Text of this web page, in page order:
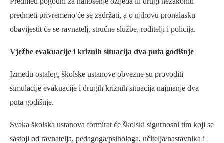
predmeti privremeno će se zadržati, a o njihovu pronalasku
obavijestit će se ravnatelj, stručne službe, roditelji i policija.
Vježbe evakuacije i kriznih situacija dva puta godišnje
Između ostalog, školske ustanove obvezne su provoditi
simulacije evakuacije i drugih kriznih situacija najmanje dva
puta godišnje.
Svaka školska ustanova formirat će školski sigurnosni tim koji se
sastoji od ravnatelja, pedagoga/psihologa, učitelja/nastavnika i